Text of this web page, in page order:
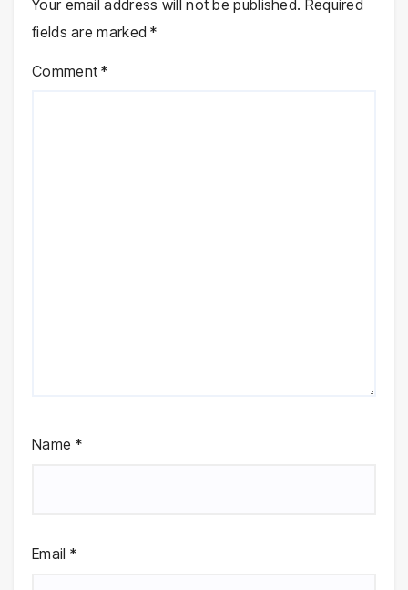
Your email address will not be published. Required
fields are marked*
Comment*
Name *
Email *